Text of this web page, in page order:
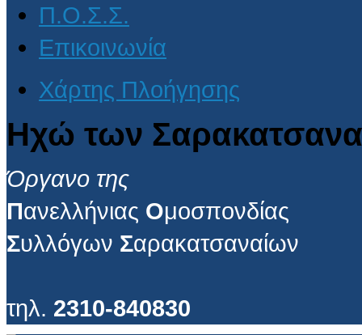
Π.Ο.Σ.Σ.
Επικοινωνία
Χάρτης Πλοήγησης
Ηχώ των
Όργανο της
Πανελλήνιας Ομοσπονδίας
Συλλόγων Σαρακατσαναίων
τηλ. 2310-840830